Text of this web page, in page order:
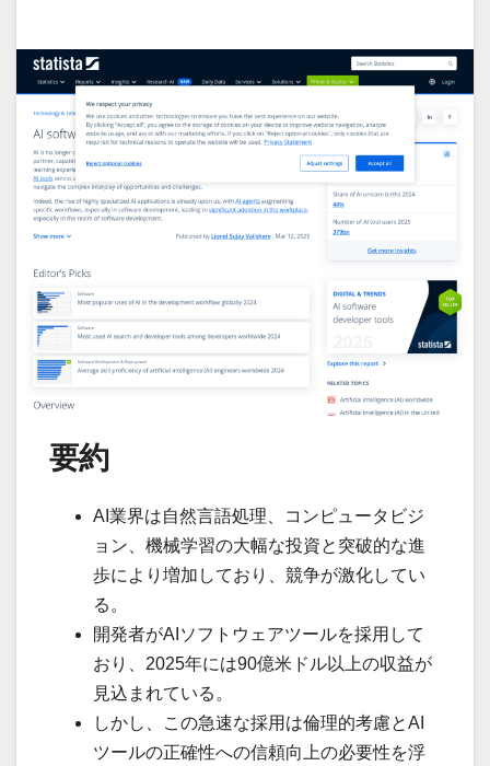
要約
AI業界は自然言語処理、コンピュータビジ
ョン、機械学習の大幅な投資と突破的な進
歩により増加しており、競争が激化してい
る。
開発者がAIソフトウェアツールを採用して
おり、2025年には90億米ドル以上の収益が
見込まれている。
しかし、この急速な採用は倫理的考慮とAI
ツールの正確性への信頼向上の必要性を浮